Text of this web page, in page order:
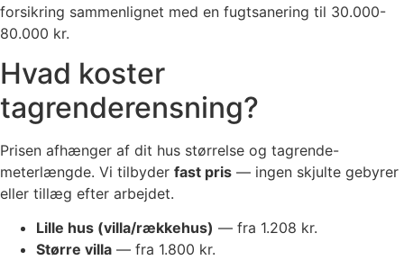
forsikring sammenlignet med en fugtsanering til 30.000-
80.000 kr.
Hvad koster
tagrenderensning?
Prisen afhænger af dit hus størrelse og tagrende-
meterlængde. Vi tilbyder fast pris — ingen skjulte gebyrer
eller tillæg efter arbejdet.
Lille hus (villa/rækkehus) — fra 1.208 kr.
Større villa — fra 1.800 kr.